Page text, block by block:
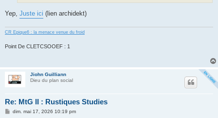
Yep, Juste ici (lien archidekt)
CR Epique6 : la menace venue du froid
Point De CLETCSOOEF : 1
Jiohn Guilliann
Dieu du plan social
Re: MtG II : Rustiques Studies
Mdim. mai 17, 2026 10:19 pm